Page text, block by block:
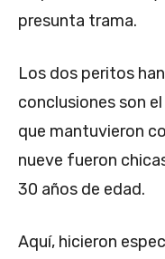
presunta trama.
Los dos peritos
conclusiones son
que mantuvieron
nueve fueron
30 años de edad.
Aquí, hicieron